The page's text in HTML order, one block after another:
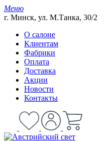
Меню
г. Минск, ул. М.Танка, 30/2
О салоне
Клиентам
Фабрики
Оплата
Доставка
Акции
Новости
Контакты